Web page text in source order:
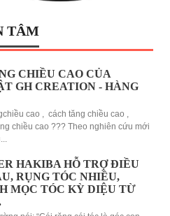
TÂM
CHIỀU CAO CỦA
GH CREATION - HÀNG
cao , cách tăng chiều cao ,
chiều cao ??? Theo nghiên cứu mới
HAKIBA HỖ TRỢ ĐIỀU
RỤNG TÓC NHIỀU,
MỌC TÓC KỲ DIỆU TỪ